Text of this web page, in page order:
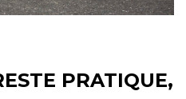
PRATIQUE,